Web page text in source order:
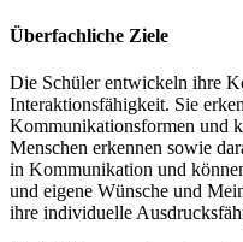
Überfachliche Ziele
Die Schüler entwickeln ihre
Interaktionsfähigkeit. Sie
Kommunikationsformen und
Menschen erkennen sowie
in Kommunikation und
und eigene Wünsche und
ihre individuelle